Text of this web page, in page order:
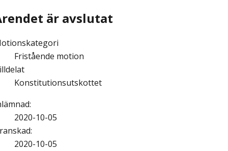
är avslutat
Fristående motion
Konstitutionsutskottet
:
2020-10-05
:
2020-10-05